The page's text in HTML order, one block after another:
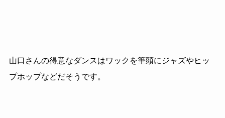
山口さんの得意なダンスはワックを筆頭にジャズやヒッ
プホップなどだそうです。